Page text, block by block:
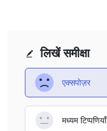
लिखें समीक्षा
एक्सपोज़र
मध्यम टिप्पणियाँ